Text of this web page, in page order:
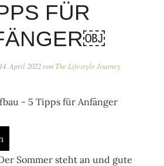
FÜR
14. April 2022 von The Lifestyle Journey
Sommer steht an und gute